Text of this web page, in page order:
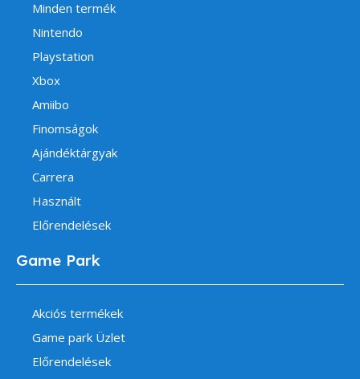
Minden termék
Nintendo
Playstation
Xbox
Amiibo
Finomságok
Ajándéktárgyak
Carrera
Használt
Előrendelések
Game Park
Akciós termékek
Game park Üzlet
Előrendelések